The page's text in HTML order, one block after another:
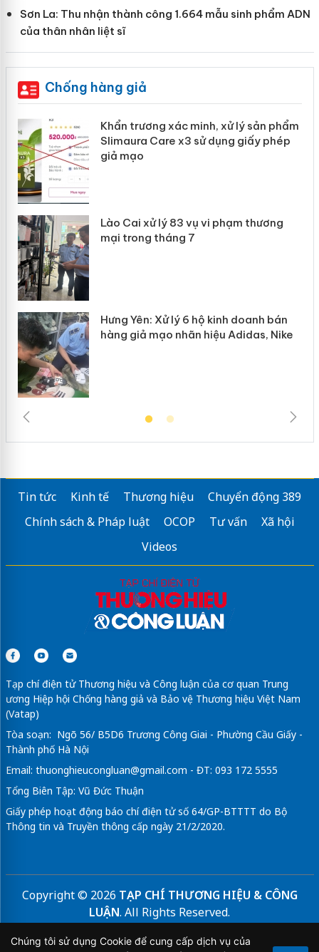
Sơn La: Thu nhận thành công 1.664 mẫu sinh phẩm ADN
của thân nhân liệt sĩ
Chống hàng giả
Khẩn trương xác minh, xử lý sản phẩm
Slimaura Care x3 sử dụng giấy phép
giả mạo
Lào Cai xử lý 83 vụ vi phạm thương
mại trong tháng 7
Hưng Yên: Xử lý 6 hộ kinh doanh bán
hàng giả mạo nhãn hiệu Adidas, Nike
Tin tức Kinh tế Thương hiệu
Chuyển động 389
Chính sách & Pháp luật
OCOP Tư vấn
Xã hội
Videos
Tạp chí điện tử Thương hiệu và Công luận của cơ quan Trung
ương Hiệp hội Chống hàng giả và Bảo vệ Thương hiệu Việt Nam
(Vatap)
Tòa soạn: Ngõ 56/ B5D6 Trương Công Giai - Phường Cầu Giấy -
Thành phố Hà Nội
Email: thuonghieucongluan@gmail.com - ĐT: 093 172 5555
Tổng Biên Tập: Vũ Đức Thuận
Giấy phép hoạt động báo chí điện tử số 64/GP-BTTTT do Bộ
Thông tin và Truyền thông cấp ngày 21/2/2020.
Copyright © 2026 TẠP CHÍ THƯƠNG HIỆU & CÔNG
LUẬN. All Rights Reserved.
Bản quyền thuộc Tạp chí Thương hiệu và Công luận. Cấm
Chúng tôi sử dụng Cookie để cung cấp dịch vụ của